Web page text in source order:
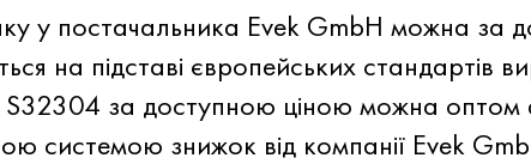
у постачальника Evek GmbH можна за
на підставі європейських стандартів
за доступною ціною можна оптом
системою знижок від компанії Evek